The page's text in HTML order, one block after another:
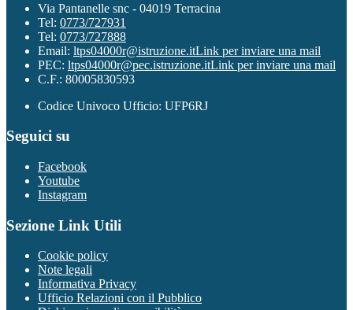
Via Pantanelle snc - 04019 Terracina
Tel: 0773/727931
Tel: 0773/727888
Email: ltps04000r@istruzione.itLink per inviare una mail
PEC: ltps04000r@pec.istruzione.itLink per inviare una mail
C.F.: 80005830593
Codice Univoco Ufficio: UFP6RJ
Seguici su
Facebook
Youtube
Instagram
Sezione Link Utili
Cookie policy
Note legali
Informativa Privacy
Ufficio Relazioni con il Pubblico